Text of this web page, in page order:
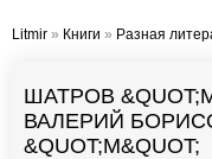
Litmir » Книги » Разная
ШАТРОВ
ВАЛЕРИЙ
&QUOT;М&QUOT;